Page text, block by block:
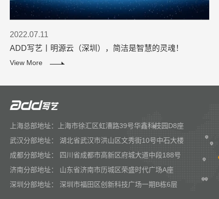
2022.07.11
ADD写艺丨明源云（深圳），简洁是智慧的灵魂！
View More
上海总部地址：上海市徐汇区虹漕路39号华鑫科技园D8座
武汉分部地址： 湖北省武汉市洪山区文秀街10号中石大楼
成都分部地址： 四川省成都市高新区府城大道中段188号
济南分部地址： 山东省济南市历城区荣盛时代广场A座
深圳分部地址： 深圳市福田区创新科技广场一期B栋6层